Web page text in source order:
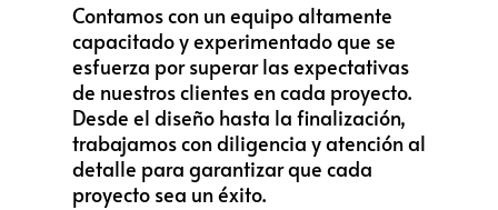
Contamos con un equipo altamente
capacitado y experimentado que se
esfuerza por superar las expectativas
de nuestros clientes en cada proyecto.
Desde el diseño hasta la finalización,
trabajamos con diligencia y atención al
detalle para garantizar que cada
proyecto sea un éxito.